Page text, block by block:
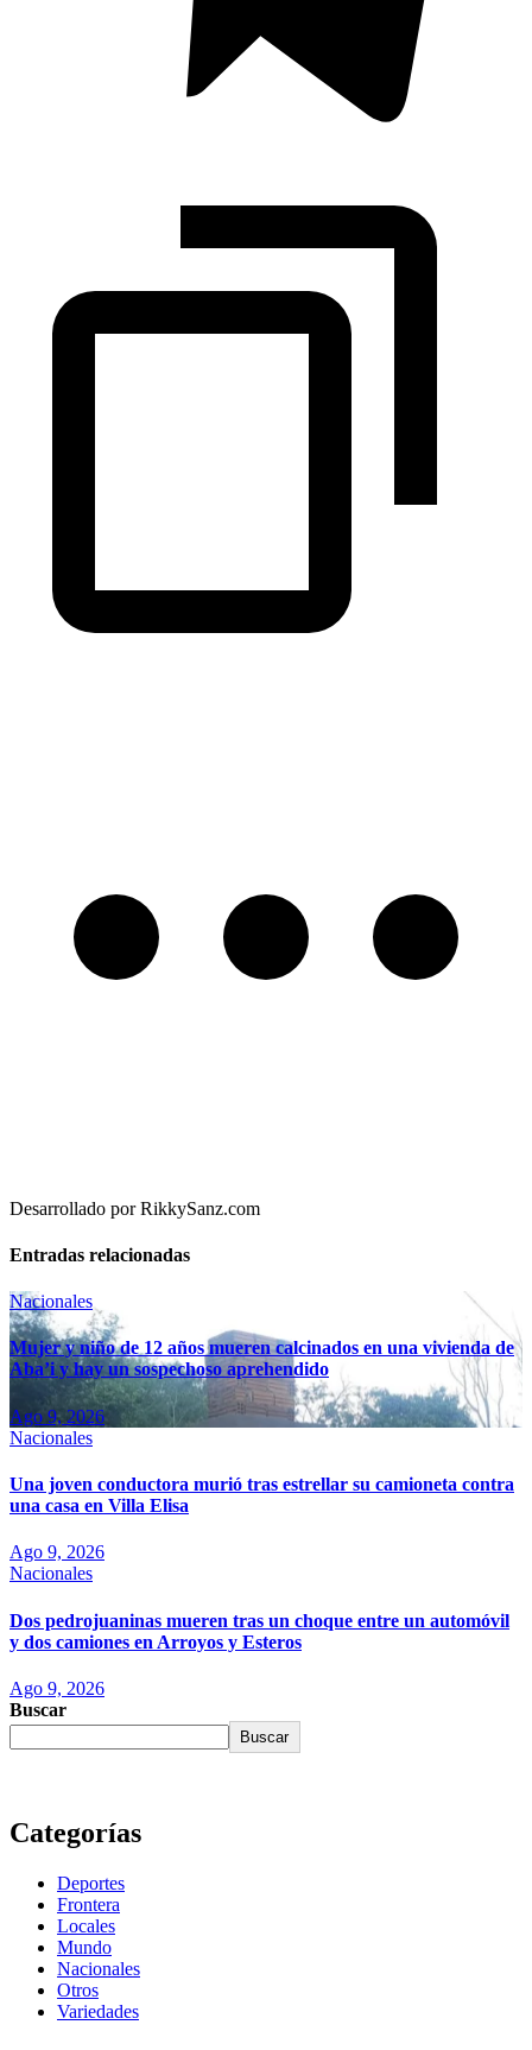
Desarrollado por RikkySanz.com
Entradas relacionadas
Nacionales
Mujer y niño de 12 años mueren calcinados en una vivienda de
Aba’i y hay un sospechoso aprehendido
Ago 9, 2026
Nacionales
Una joven conductora murió tras estrellar su camioneta contra
una casa en Villa Elisa
Ago 9, 2026
Nacionales
Dos pedrojuaninas mueren tras un choque entre un automóvil
y dos camiones en Arroyos y Esteros
Ago 9, 2026
Buscar
Buscar
Categorías
Deportes
Frontera
Locales
Mundo
Nacionales
Otros
Variedades